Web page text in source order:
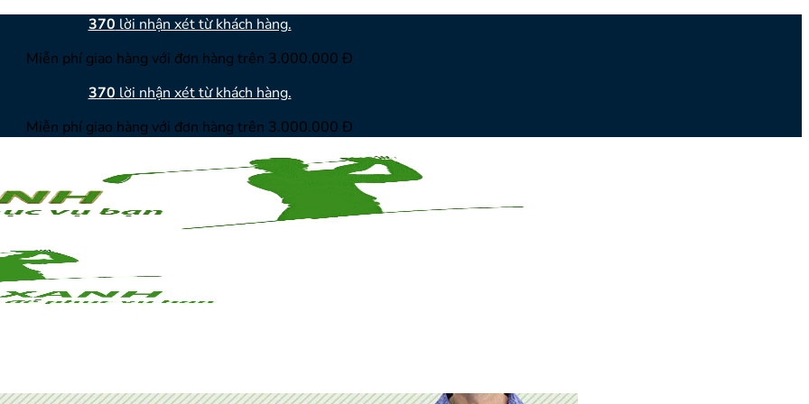
370 lời nhận xét từ khách hàng.
Miễn phí giao hàng với đơn hàng trên 3.000.000 Đ
370 lời nhận xét từ khách hàng.
Miễn phí giao hàng với đơn hàng trên 3.000.000 Đ